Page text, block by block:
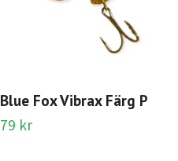
Blue Fox Vibrax Färg P
79 kr